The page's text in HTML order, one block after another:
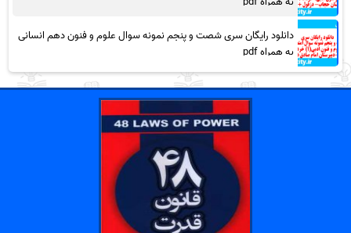
دانلود رایگان سری شصت و پنجم نمونه سوال علوم و فنون دهم انسانی
به همراه pdf